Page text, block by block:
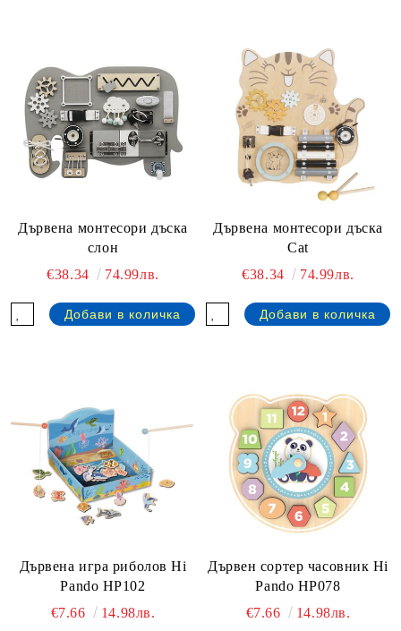
Дървена монтесори дъска
слон
€38.34
74.99лв.
Дървена монтесори дъска
Cat
€38.34
74.99лв.
Дървена игра риболов Hi
Pando HP102
€7.66
14.98лв.
Дървен сортер часовник Hi
Pando HP078
€7.66
14.98лв.